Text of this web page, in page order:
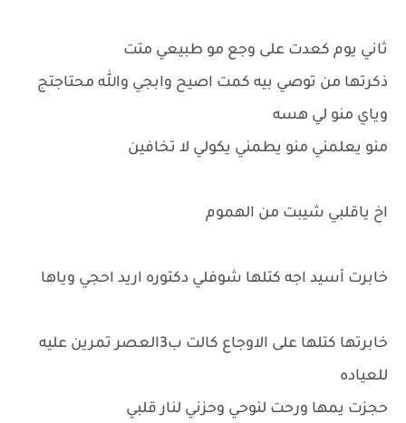
ثاني يوم كعدت على وجع مو طبيعي متت
ذكرتها من توصي بيه كمت اصيح وابجي والله محتاجتج
وياي منو لي هسه
منو يعلمني منو يطمني يكولي لا تخافين
اخ ياقلبي شيبت من الهموم
خابرت أسيد اجه كتلها شوفلي دكتوره اريد احجي وياها
خابرتها كتلها على الاوجاع كالت ب3العصر تمرين عليه
للعياده
حجزت يمها ورحت لنوحي وحزني لنار قلبي